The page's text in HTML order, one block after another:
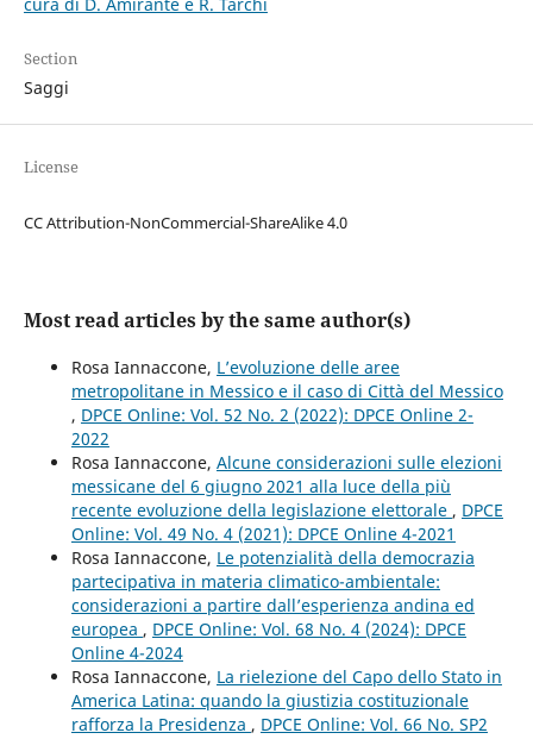
Section
Saggi
License
CC Attribution-NonCommercial-ShareAlike 4.0
Most read articles by the same author(s)
Rosa Iannaccone, L’evoluzione delle aree
metropolitane in Messico e il caso di Città del Messico
, DPCE Online: Vol. 52 No. 2 (2022): DPCE Online 2-
2022
Rosa Iannaccone, Alcune considerazioni sulle elezioni
messicane del 6 giugno 2021 alla luce della più
recente evoluzione della legislazione elettorale , DPCE
Online: Vol. 49 No. 4 (2021): DPCE Online 4-2021
Rosa Iannaccone, Le potenzialità della democrazia
partecipativa in materia climatico-ambientale:
considerazioni a partire dall’esperienza andina ed
europea , DPCE Online: Vol. 68 No. 4 (2024): DPCE
Online 4-2024
Rosa Iannaccone, La rielezione del Capo dello Stato in
America Latina: quando la giustizia costituzionale
rafforza la Presidenza , DPCE Online: Vol. 66 No. SP2